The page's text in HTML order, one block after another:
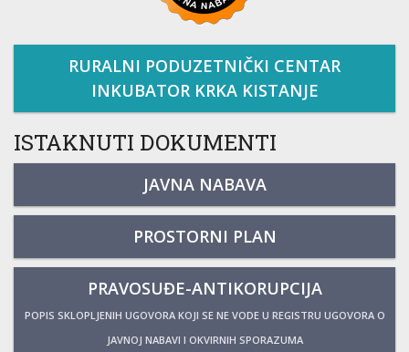
RURALNI PODUZETNIČKI CENTAR
INKUBATOR KRKA KISTANJE
ISTAKNUTI DOKUMENTI
JAVNA NABAVA
PROSTORNI PLAN
PRAVOSUĐE-ANTIKORUPCIJA
POPIS SKLOPLJENIH UGOVORA KOJI SE NE VODE U REGISTRU UGOVORA O
JAVNOJ NABAVI I OKVIRNIH SPORAZUMA